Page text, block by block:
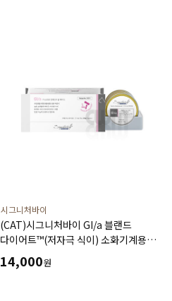
시그니처바이
(CAT)시그니처바이 GI/a 블랜드
다이어트™(저자극 식이) 소화기계용
저자극성 처방캔 240g(30gx8ea)
14,000원